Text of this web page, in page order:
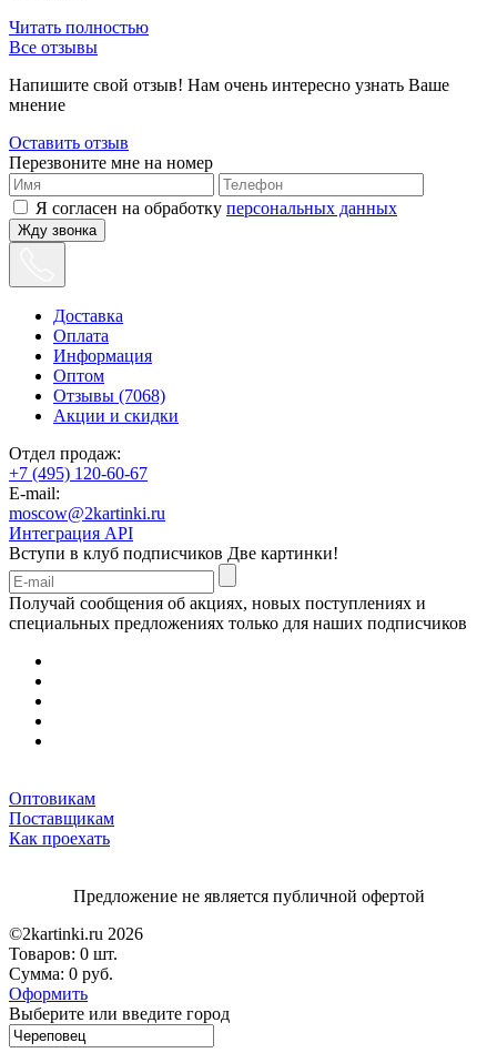
Читать полностью
Все отзывы
Напишите свой отзыв! Нам очень интересно узнать Ваше
мнение
Оставить отзыв
Перезвоните мне на номер
Я согласен на обработку персональных данных
Жду звонка
Доставка
Оплата
Информация
Оптом
Отзывы (7068)
Акции и скидки
Отдел продаж:
+7 (495) 120-60-67
E-mail:
moscow@2kartinki.ru
Интеграция API
Вступи в клуб подписчиков Две картинки!
Получай сообщения об акциях, новых поступлениях и
специальных предложениях только для наших подписчиков
Оптовикам
Поставщикам
Как проехать
Предложение не является публичной офертой
©2kartinki.ru 2026
Товаров: 0 шт.
Сумма: 0 руб.
Оформить
Выберите или введите город